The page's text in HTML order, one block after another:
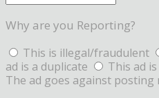
Why are you Reporting?
This is illegal/fraudulent
ad is a duplicate
This ad
The ad goes against posting